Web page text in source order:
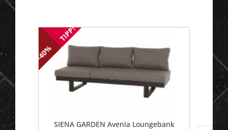
-40%
TIPP!
SIENA GARDEN Avenia Loungebank
-